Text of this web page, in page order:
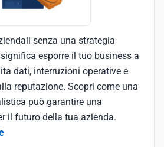
senza una strategia
esporre il tuo business a
dati, interruzioni operative e
reputazione. Scopri come una
può garantire una
il futuro della tua azienda.